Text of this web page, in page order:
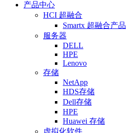
产品中心
HCI 超融合
Smartx 超融合产品
服务器
DELL
HPE
Lenovo
存储
NetApp
HDS存储
Dell存储
HPE
Huawei 存储
虚拟化软件